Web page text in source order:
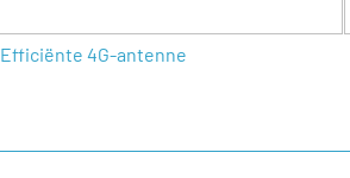
Efficiënte 4G-antenne